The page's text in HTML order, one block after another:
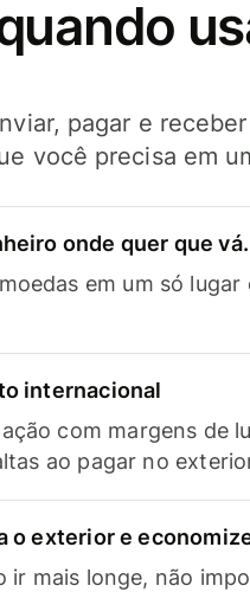
pagar e
você precisa em
onde quer que vá.
em um só
internacional
com margens de
ao pagar no
o exterior e
ir mais longe, não